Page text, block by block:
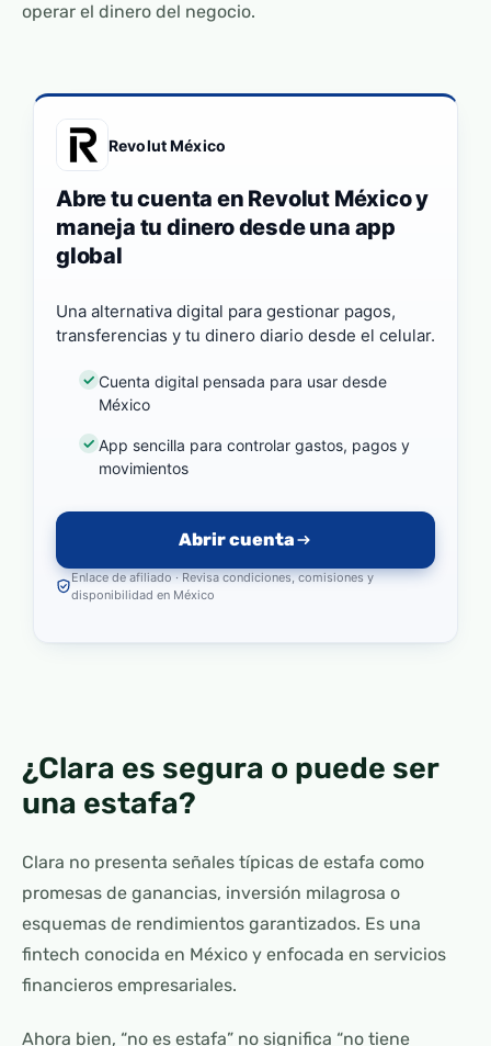
operar el dinero del negocio.
Revolut México
Abre tu cuenta en Revolut México y
maneja tu dinero desde una app
global
Una alternativa digital para gestionar pagos,
transferencias y tu dinero diario desde el celular.
Cuenta digital pensada para usar desde
México
App sencilla para controlar gastos, pagos y
movimientos
Abrir cuenta
Enlace de afiliado · Revisa condiciones, comisiones y
disponibilidad en México
¿Clara es segura o puede ser
una estafa?
Clara no presenta señales típicas de estafa como
promesas de ganancias, inversión milagrosa o
esquemas de rendimientos garantizados. Es una
fintech conocida en México y enfocada en servicios
financieros empresariales.
Ahora bien, “no es estafa” no significa “no tiene